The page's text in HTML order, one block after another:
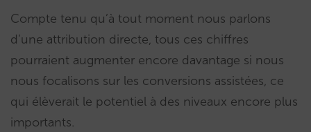
Compte tenu qu’à tout moment nous parlons
d’une attribution directe, tous ces chiffres
pourraient augmenter encore davantage si nous
nous focalisons sur les conversions assistées, ce
qui élèverait le potentiel à des niveaux encore plus
importants.